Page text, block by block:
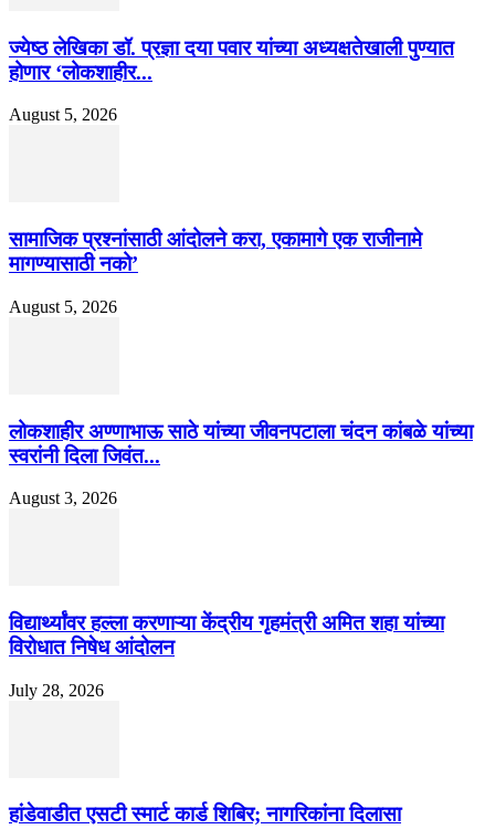
ज्येष्ठ लेखिका डॉ. प्रज्ञा दया पवार यांच्या अध्यक्षतेखाली पुण्यात
होणार ‘लोकशाहीर...
August 5, 2026
सामाजिक प्रश्नांसाठी आंदोलने करा, एकामागे एक राजीनामे
मागण्यासाठी नको’
August 5, 2026
लोकशाहीर अण्णाभाऊ साठे यांच्या जीवनपटाला चंदन कांबळे यांच्या
स्वरांनी दिला जिवंत...
August 3, 2026
विद्यार्थ्यांवर हल्ला करणाऱ्या केंद्रीय गृहमंत्री अमित शहा यांच्या
विरोधात निषेध आंदोलन
July 28, 2026
हांडेवाडीत एसटी स्मार्ट कार्ड शिबिर; नागरिकांना दिलासा